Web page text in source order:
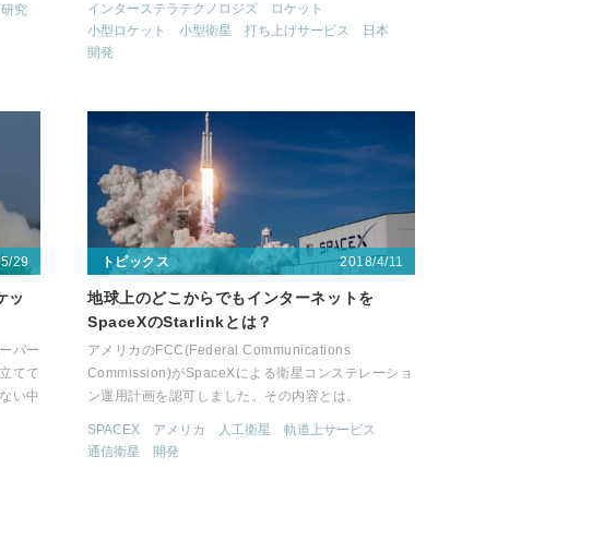
研究
インターステラテクノロジズ
ロケット
小型ロケット
小型衛星 打ち上げサービス
日本
開発
29
ッ
バー
てて
い中
トピックス 2018/4/11
地球上のどこからでもインターネットを
SpaceXのStarlinkとは？
アメリカのFCC(Federal Communications
Commission)がSpaceXによる衛星コンステレーショ
ン運用計画を認可しました。その内容とは。
SPACEX アメリカ 人工衛星
軌道上サービス
通信衛星
開発